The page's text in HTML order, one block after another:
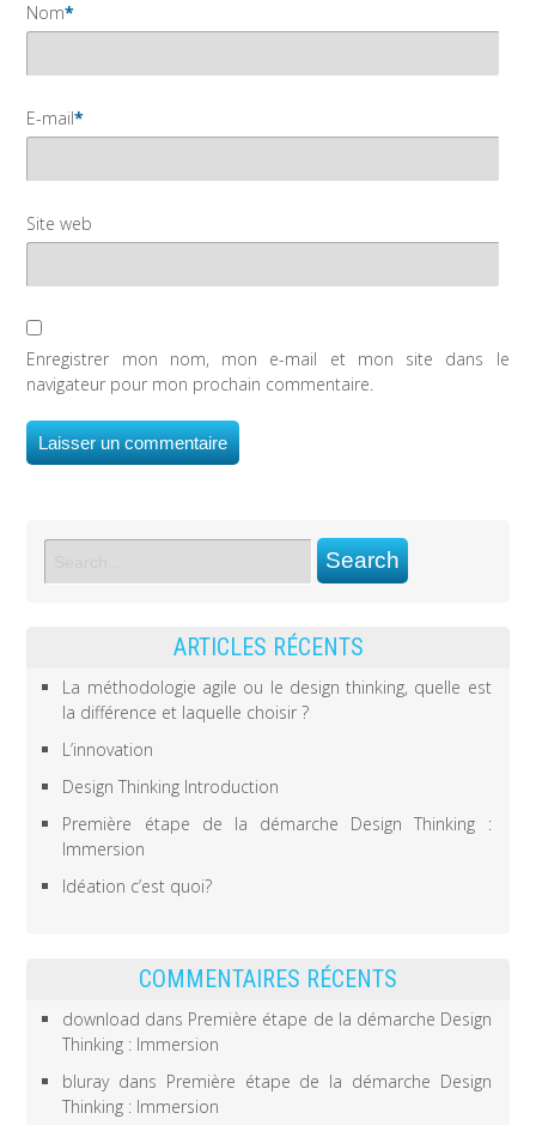
Nom*
E-mail*
Site web
Enregistrer mon nom, mon e-mail et mon site dans le
navigateur pour mon prochain commentaire.
ARTICLES RÉCENTS
La méthodologie agile ou le design thinking, quelle est
la différence et laquelle choisir ?
L’innovation
Design Thinking Introduction
Première étape de la démarche Design Thinking :
Immersion
Idéation c’est quoi?
COMMENTAIRES RÉCENTS
download dans Première étape de la démarche Design
Thinking : Immersion
bluraydans Première étape de la démarche Design
Thinking : Immersion